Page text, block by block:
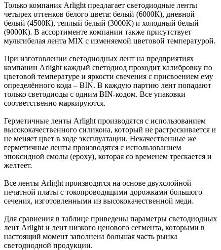
Только компания Arlight предлагает светодиодные ленты
четырех оттенков белого цвета: белый (6000К), дневной
белый (4500К), теплый белый (3000К) и холодный белый
(9000К). В ассортименте компании также присутствует
мультибелая лента MIX с изменяемой цветовой температурой.
При изготовлении светодиодных лент на предприятиях
компании Arlight каждый светодиод проходит калибровку по
цветовой температуре и яркости свечения с присвоением ему
определённого кода – BIN. В каждую партию лент попадают
только светодиоды с одним BIN-кодом. Все упаковки
соответственно маркируются.
Герметичные ленты Arlight производятся с использованием
высококачественного силикона, который не растрескивается и
не меняет цвет в ходе эксплуатации. Некачественные же
герметичные ленты производятся с использованием
эпоксидной смолы (epoxy), которая со временем трескается и
желтеет.
Все ленты Arlight производятся на основе двухслойной
печатной платы с токопроводящими дорожками большого
сечения, изготовленными из высококачественной меди.
Для сравнения в таблице приведены параметры светодиодных
лент Arlight и лент низкого ценового сегмента, которыми в
настоящий момент заполнена большая часть рынка
светодиодной продукции.